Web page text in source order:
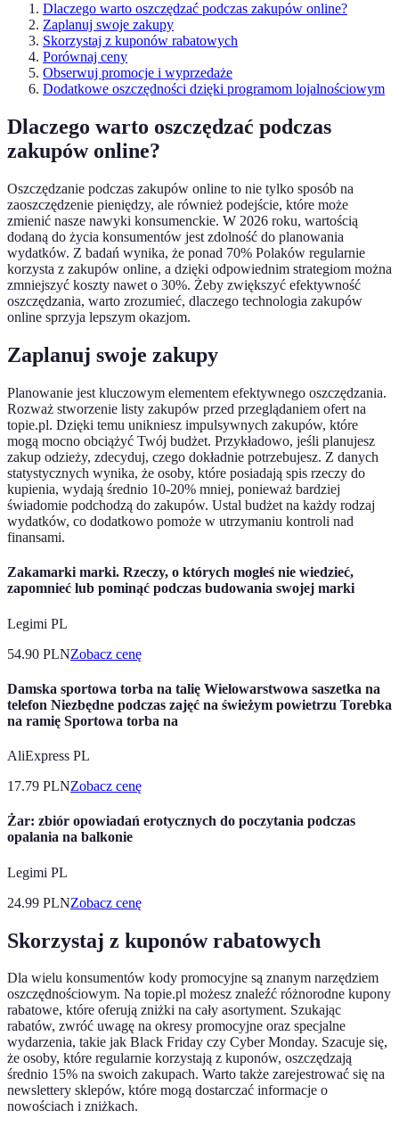
Dlaczego warto oszczędzać podczas zakupów online?
Zaplanuj swoje zakupy
Skorzystaj z kuponów rabatowych
Porównaj ceny
Obserwuj promocje i wyprzedaże
Dodatkowe oszczędności dzięki programom lojalnościowym
Dlaczego warto oszczędzać podczas
zakupów online?
Oszczędzanie podczas zakupów online to nie tylko sposób na
zaoszczędzenie pieniędzy, ale również podejście, które może
zmienić nasze nawyki konsumenckie. W 2026 roku, wartością
dodaną do życia konsumentów jest zdolność do planowania
wydatków. Z badań wynika, że ponad 70% Polaków regularnie
korzysta z zakupów online, a dzięki odpowiednim strategiom można
zmniejszyć koszty nawet o 30%. Żeby zwiększyć efektywność
oszczędzania, warto zrozumieć, dlaczego technologia zakupów
online sprzyja lepszym okazjom.
Zaplanuj swoje zakupy
Planowanie jest kluczowym elementem efektywnego oszczędzania.
Rozważ stworzenie listy zakupów przed przeglądaniem ofert na
topie.pl. Dzięki temu unikniesz impulsywnych zakupów, które
mogą mocno obciążyć Twój budżet. Przykładowo, jeśli planujesz
zakup odzieży, zdecyduj, czego dokładnie potrzebujesz. Z danych
statystycznych wynika, że osoby, które posiadają spis rzeczy do
kupienia, wydają średnio 10-20% mniej, ponieważ bardziej
świadomie podchodzą do zakupów. Ustal budżet na każdy rodzaj
wydatków, co dodatkowo pomoże w utrzymaniu kontroli nad
finansami.
Zakamarki marki. Rzeczy, o których mogłeś nie wiedzieć,
zapomnieć lub pominąć podczas budowania swojej marki
Legimi PL
54.90 PLNZobacz cenę
Damska sportowa torba na talię Wielowarstwowa saszetka na
telefon Niezbędne podczas zajęć na świeżym powietrzu Torebka
na ramię Sportowa torba na
AliExpress PL
17.79 PLNZobacz cenę
Żar: zbiór opowiadań erotycznych do poczytania podczas
opalania na balkonie
Legimi PL
24.99 PLNZobacz cenę
Skorzystaj z kuponów rabatowych
Dla wielu konsumentów kody promocyjne są znanym narzędziem
oszczędnościowym. Na topie.pl możesz znaleźć różnorodne kupony
rabatowe, które oferują zniżki na cały asortyment. Szukając
rabatów, zwróć uwagę na okresy promocyjne oraz specjalne
wydarzenia, takie jak Black Friday czy Cyber Monday. Szacuje się,
że osoby, które regularnie korzystają z kuponów, oszczędzają
średnio 15% na swoich zakupach. Warto także zarejestrować się na
newslettery sklepów, które mogą dostarczać informacje o
nowościach i zniżkach.